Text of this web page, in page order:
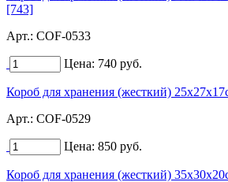
[743]
Арт.: COF-0533
Цена: 740 руб.
Короб для хранения (жесткий)
Арт.: COF-0529
Цена: 850 руб.
Короб для хранения (жесткий)